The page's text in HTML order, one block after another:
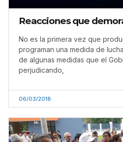
Reacciones que
No es la primera vez que
programan una medida de
de algunas medidas que el
perjudicando,
06/03/2018